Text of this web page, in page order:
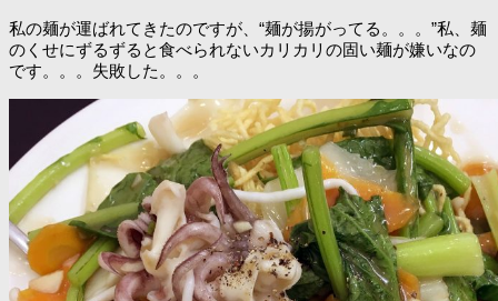
私の麺が運ばれてきたのですが、“麺が揚がってる。。。”私、麺
のくせにずるずると食べられないカリカリの固い麺が嫌いなの
です。。。失敗した。。。